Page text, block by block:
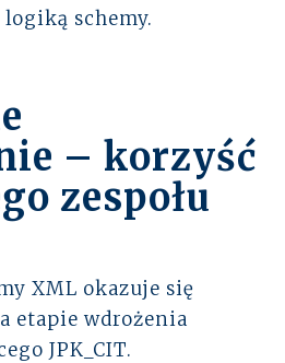
schemy.
– korzyść
zespołu
XML okazuje się
etapie wdrożenia
JPK_CIT.